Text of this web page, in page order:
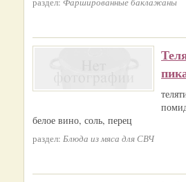
белое вино, соль, перец
раздел: Блюда из мяса для СВЧ